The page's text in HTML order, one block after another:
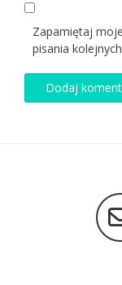
Zapamiętaj
pisania